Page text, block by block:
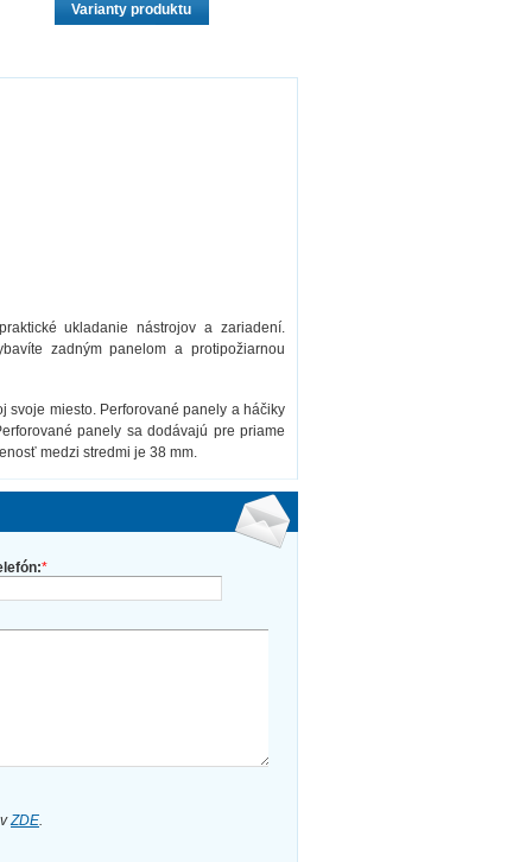
Varianty produktu
ukladanie nástrojov a zariadení.
zadným panelom a protipožiarnou
miesto. Perforované panely a háčiky
panely sa dodávajú pre priame
medzi stredmi je 38 mm.
*
ZDE